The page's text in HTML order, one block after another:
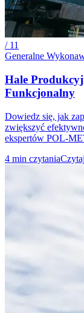
/ 11
Generalne
Hale
Funkcjonalny
Dowiedz się, jak
zwiększyć
ekspertów POL-
4 min czytaniaCzytaj